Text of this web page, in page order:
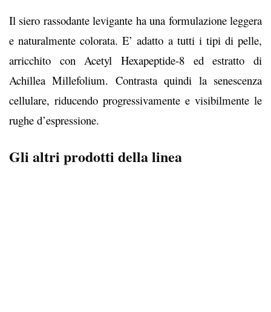
Il siero rassodante levigante ha una formulazione leggera
e naturalmente colorata. E’ adatto a tutti i tipi di pelle,
arricchito con Acetyl Hexapeptide-8 ed estratto di
Achillea Millefolium. Contrasta quindi la senescenza
cellulare, riducendo progressivamente e visibilmente le
rughe d’espressione.
Gli altri prodotti della linea